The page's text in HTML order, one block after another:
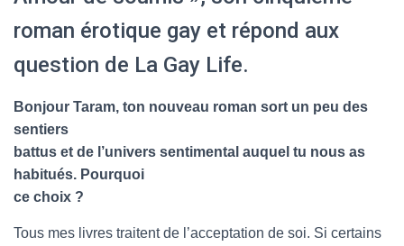
roman érotique gay et répond aux
question de La Gay Life.
Bonjour Taram, ton nouveau roman sort un peu des
sentiers
battus et de l’univers sentimental auquel tu nous as
habitués. Pourquoi
ce choix ?
Tous mes livres traitent de l’acceptation de soi. Si certains